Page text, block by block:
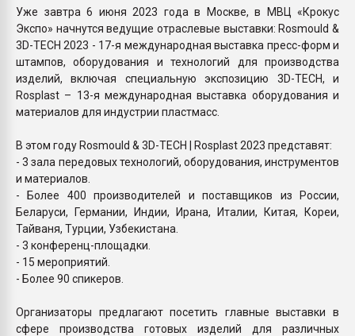
Уже завтра 6 июня 2023 года в Москве, в МВЦ «Крокус
Экспо» начнутся ведущие отраслевые выставки: Rosmould &
3D-TECH 2023 - 17-я международная выставка пресс-форм и
штампов, оборудования и технологий для производства
изделий, включая специальную экспозицию 3D-TECH, и
Rosplast – 13-я международная выставка оборудования и
материалов для индустрии пластмасс.
В этом году Rosmould & 3D-TECH | Rosplast 2023 представят:
- 3 зала передовых технологий, оборудования, инструментов
и материалов.
- Более 400 производителей и поставщиков из России,
Беларуси, Германии, Индии, Ирана, Италии, Китая, Кореи,
Тайваня, Турции, Узбекистана.
- 3 конференц-площадки.
- 15 мероприятий.
- Более 90 спикеров.
Организаторы предлагают посетить главные выставки в
сфере производства готовых изделий для различных